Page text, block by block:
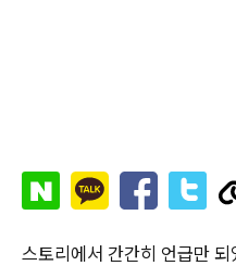
스토리에서 간간히 언급만